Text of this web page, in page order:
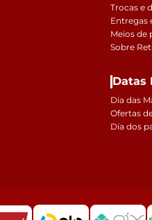
Trocas e
Entregas
Meios de
Sobre
Datas
Dia das
Ofertas
Dia dos